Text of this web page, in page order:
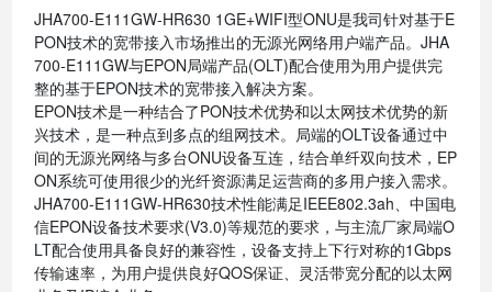
JHA700-E111GW-HR630 1GE+WIFI型ONU是我司针对基于E
PON技术的宽带接入市场推出的无源光网络用户端产品。JHA
700-E111GW与EPON局端产品(OLT)配合使用为用户提供完
整的基于EPON技术的宽带接入解决方案。
EPON技术是一种结合了PON技术优势和以太网技术优势的新
兴技术，是一种点到多点的组网技术。局端的OLT设备通过中
间的无源光网络与多台ONU设备互连，结合单纤双向技术，EP
ON系统可使用很少的光纤资源满足运营商的多用户接入需求。
JHA700-E111GW-HR630技术性能满足IEEE802.3ah、中国电
信EPON设备技术要求(V3.0)等规范的要求，与主流厂家局端O
LT配合使用具备良好的兼容性，设备支持上下行对称的1Gbps
传输速率，为用户提供良好QOS保证、灵活带宽分配的以太网